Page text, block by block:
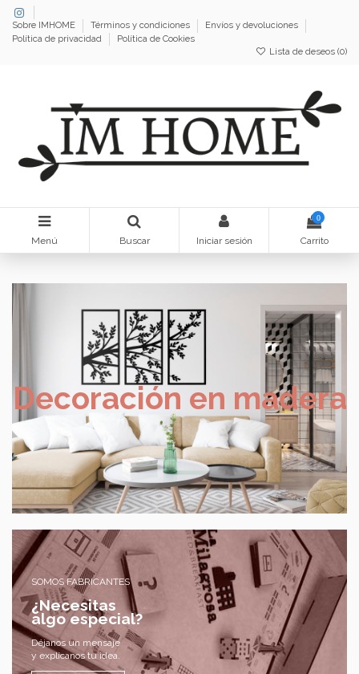
Sobre IMHOME Términos y condiciones
Envíos y devoluciones
Política de privacidad
Política de Cookies
Lista de deseos (0)
Menú Buscar Iniciar sesión
0
Carrito
Decoración en madera
SOMOS FABRICANTES
¿Necesitas
algo especial?
Déjanos un mensaje
y explícanos tu idea.